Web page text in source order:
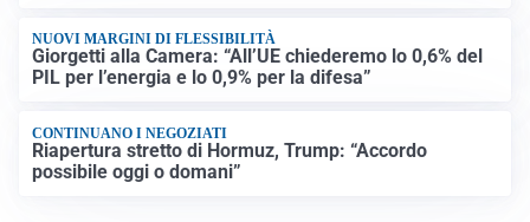
NUOVI MARGINI DI FLESSIBILITÀ
Giorgetti alla Camera: “All’UE chiederemo lo 0,6% del
PIL per l’energia e lo 0,9% per la difesa”
CONTINUANO I NEGOZIATI
Riapertura stretto di Hormuz, Trump: “Accordo
possibile oggi o domani”